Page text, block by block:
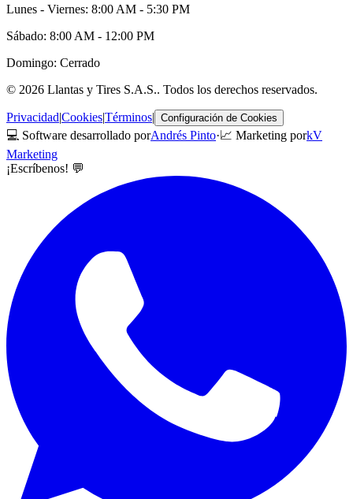
Lunes - Viernes: 8:00 AM - 5:30 PM
Sábado: 8:00 AM - 12:00 PM
Domingo: Cerrado
© 2026 Llantas y Tires S.A.S.. Todos los derechos reservados.
Privacidad|Cookies|Términos| Configuración de Cookies
💻 Software desarrollado porAndrés Pinto·📈 Marketing porkV
Marketing
¡Escríbenos! 💬